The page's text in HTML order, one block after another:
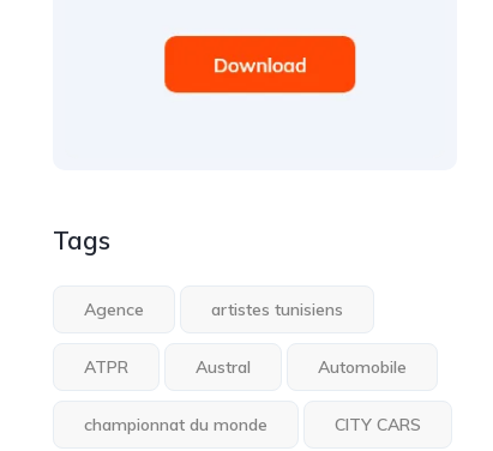
Tags
Agence artistes tunisiens
ATPR Austral Automobile
championnat du monde CITY CARS